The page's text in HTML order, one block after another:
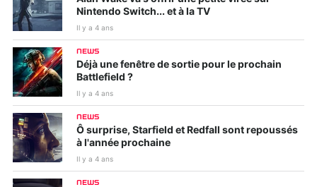
Nintendo Switch... et à la TV
Il y a 4 ans
NEWS
Déjà une fenêtre de sortie pour le prochain
Battlefield ?
Il y a 4 ans
NEWS
Ô surprise, Starfield et Redfall sont repoussés
à l'année prochaine
Il y a 4 ans
NEWS